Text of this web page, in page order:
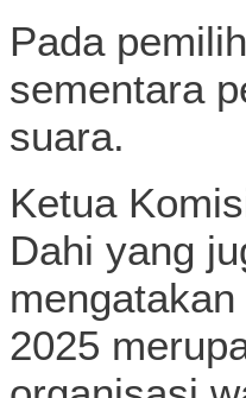
Pada
sementara
suara.
Ketua
Dahi yang
2025